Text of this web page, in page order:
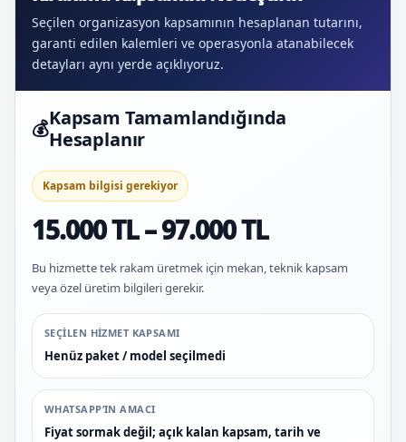
Seçilen organizasyon kapsamının hesaplanan tutarını,
garanti edilen kalemleri ve operasyonla atanabilecek
detayları aynı yerde açıklıyoruz.
💰Kapsam Tamamlandığında
Hesaplanır
Kapsam bilgisi gerekiyor
15.000 TL – 97.000 TL
Bu hizmette tek rakam üretmek için mekan, teknik kapsam
veya özel üretim bilgileri gerekir.
SEÇILEN HIZMET KAPSAMI
Henüz paket / model seçilmedi
WHATSAPP’IN AMACI
Fiyat sormak değil; açık kalan kapsam, tarih ve